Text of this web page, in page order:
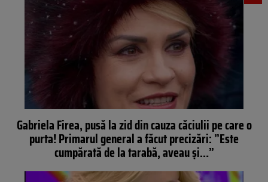
Gabriela Firea, pusă la zid din cauza căciulii pe care o
purta! Primarul general a făcut precizări: ”Este
cumpărată de la tarabă, aveau și…”